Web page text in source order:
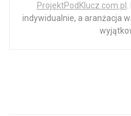
ProjektPodKlucz.com.pl
indywidualnie, a aranżacja